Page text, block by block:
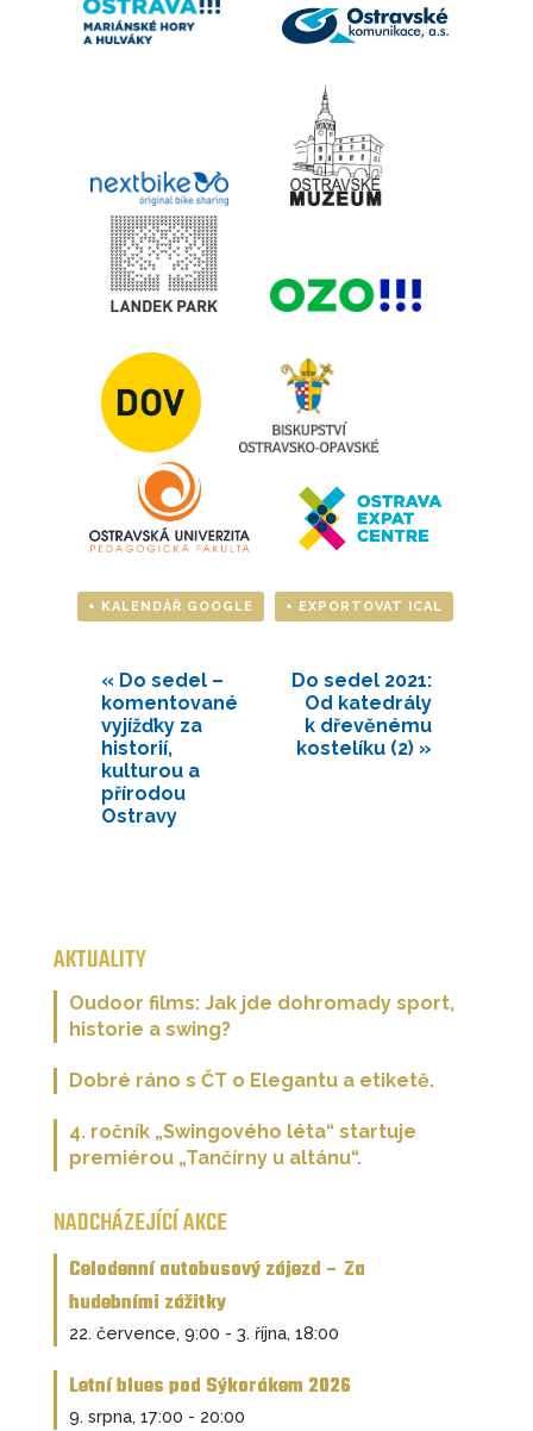
+ KALENDÁŘ GOOGLE + EXPORTOVAT ICAL
« Do sedel –
komentované
vyjížďky za
historií,
kulturou a
přírodou
Ostravy
Do sedel 2021:
Od katedrály
k dřevěnému
kostelíku (2) »
AKTUALITY
Oudoor films: Jak jde dohromady sport,
historie a swing?
Dobré ráno s ČT o Elegantu a etiketě.
4. ročník „Swingového léta“ startuje
premiérou „Tančírny u altánu“.
NADCHÁZEJÍCÍ AKCE
Celodenní autobusový zájezd – Za
hudebními zážitky
22. července, 9:00 - 3. října, 18:00
Letní blues pod Sýkorákem 2026
9. srpna, 17:00 - 20:00